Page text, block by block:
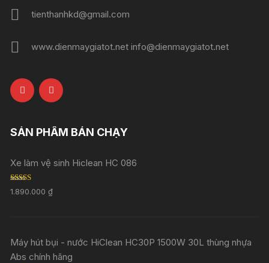
tienthanhkd@gmail.com
www.dienmaygiatot.net info@dienmaygiatot.net
SẢN PHẨM BÁN CHẠY
Xe làm vệ sinh Hiclean HC 086
Rated 5.00
out of 5
1.890.000₫
Máy hút bụi - nước HiClean HC30P 1500W 30L thùng nhựa
Abs chính hãng